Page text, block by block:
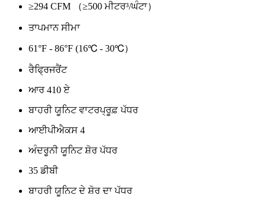
≥294 CFM （≥500 ਮੀਟਰ³/ਘੰਟਾ）
ਤਾਪਮਾਨ ਸੀਮਾ
61°F - 86°F (16℃ - 30℃）
ਰੈਫ੍ਰਿਜਰੈਂਟ
ਆਰ 410 ਏ
ਬਾਹਰੀ ਯੂਨਿਟ ਵਾਟਰਪ੍ਰੂਫ਼ ਪੱਧਰ
ਆਈਪੀਐਕਸ 4
ਅੰਦਰੂਨੀ ਯੂਨਿਟ ਸ਼ੋਰ ਪੱਧਰ
35 ਡੀਬੀ
ਬਾਹਰੀ ਯੂਨਿਟ ਦੇ ਸ਼ੋਰ ਦਾ ਪੱਧਰ